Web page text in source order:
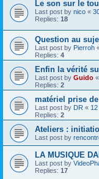
Le son sur le
Last post by nico «
Replies: 18
Question au
Last post by Pierroh
Replies: 4
Enfin la vérité
Last post by Guido «
Replies: 2
matériel prise
Last post by DR «
Replies: 2
Ateliers :
Last post by
LA MUSIQUE
Last post by
Replies: 17